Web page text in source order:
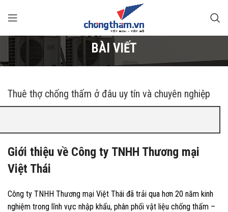
BÀI VIẾT
Thuê thợ chống thấm ở đâu uy tín và chuyên nghiệp
Giới thiệu về Công ty TNHH Thương mại
Việt Thái
Công ty TNHH Thương mại Việt Thái đã trải qua hơn 20 năm kinh
nghiệm trong lĩnh vực nhập khẩu, phân phối vật liệu chống thấm –